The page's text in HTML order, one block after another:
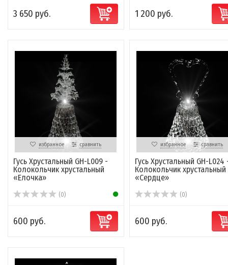
3 650 руб. 1 200 руб.
избранное сравнить
Гусь Хрустальный GH-L009 -
Колокольчик хрустальный
«Елочка»
(0)
600 руб.
избранное сравнить
Гусь Хрустальный GH-L024
Колокольчик хрустальный
«Сердце»
(0)
600 руб.